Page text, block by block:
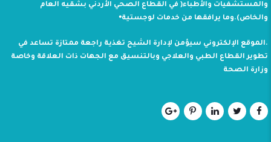
والمستشفيات والأطباء( في القطاع الصحي الأردني بشقيه العام
والخاص).وما يرافقها من خدمات لوجستية⦁
.الموقع الإلكتروني سيؤمن لإدارة الشيح تغذية راجعة ممتازة تساعد في
تطوير القطاع الطبي والعلاجي وبالتنسيق مع الجهات ذات العلاقة وخاصة
وزارة الصحة